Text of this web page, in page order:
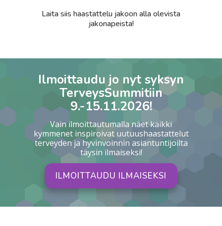
Laita siis haastattelu jakoon alla olevista
jakonapeista!
Ilmoittaudu jo nyt syksyn
TerveysSummitiin
9.-15.11.2026!
Vain ilmoittautumalla näet kaikki
kymmenet inspiroivat uutuushaastattelut
terveyden ja hyvinvoinnin asiantuntijoilta
täysin ilmaiseksi!
ILMOITTAUDU ILMAISEKSI